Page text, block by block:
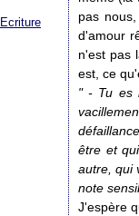
Ecriture
pas
d'amour
n'est pas
est, ce
" - Tu es
être et
autre, qui
note
J'espère